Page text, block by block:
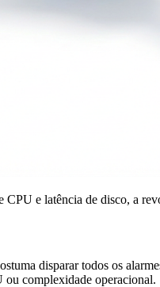
e latência de disco, a
disparar todos os
ou complexidade operacional.